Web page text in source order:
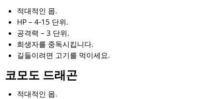
적대적인 몹.
HP – 4-15 단위.
공격력 – 3 단위.
희생자를 중독시킵니다.
길들이려면 고기를 먹이세요.
코모도 드래곤
적대적인 몹.